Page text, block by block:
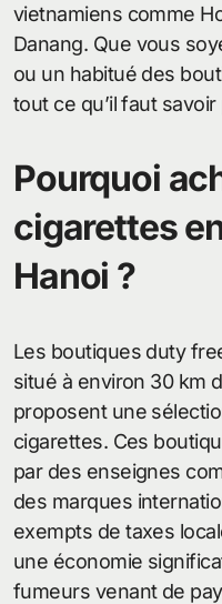
vietnamiens comme
Danang. Que vous
ou un habitué des
tout ce qu’il faut
Pourquoi
cigarettes
Hanoi ?
Les boutiques duty
situé à environ 30 km
proposent une
cigarettes. Ces
par des enseignes
des marques
exempts de taxes
une économie
fumeurs venant de